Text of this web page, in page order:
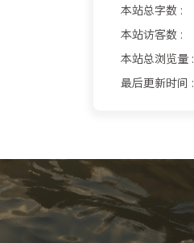
本站总字数 :
本站访客数 :
本站总浏览量 :
最后更新时间 :